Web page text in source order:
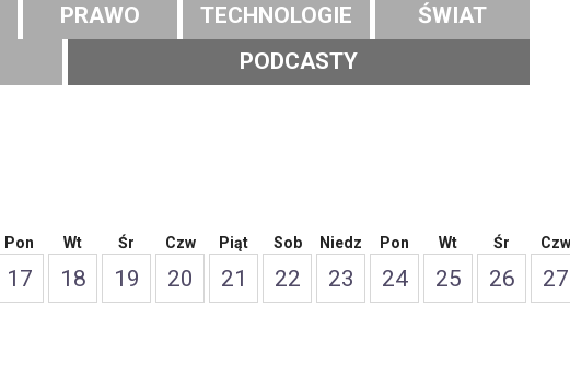
PRAWO TECHNOLOGIE
ŚWIAT
PODCASTY
Pon
17
Wt
18
Śr
19
Czw
20
Piąt
21
Sob
22
Niedz
23
Pon
24
Wt
25
Śr
26
Czw
27